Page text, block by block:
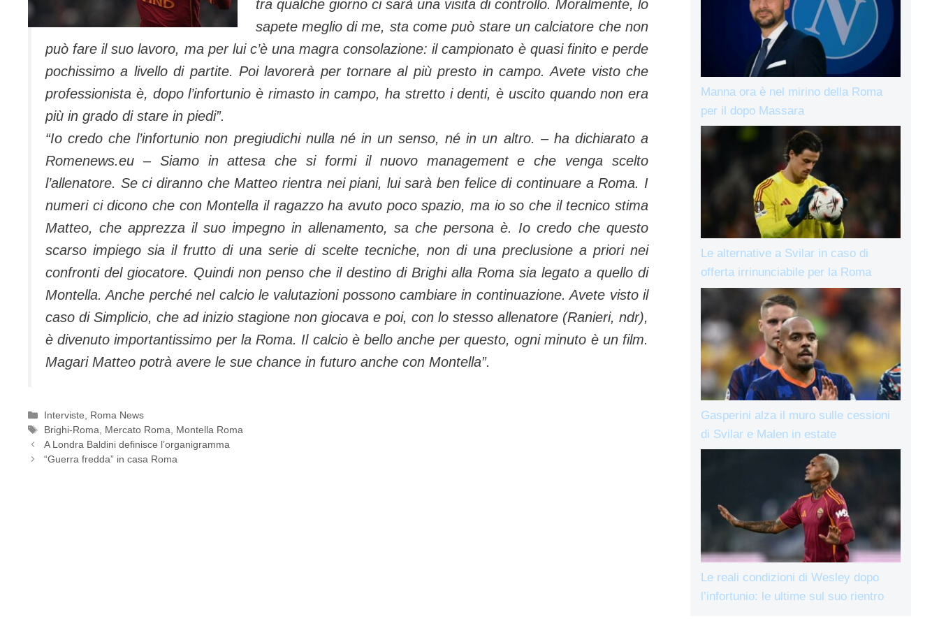
tra qualche giorno ci sarà una visita di controllo. Moralmente, lo
sapete meglio di me, sta come può stare un calciatore che non
può fare il suo lavoro, ma per lui c’è una magra consolazione: il campionato è quasi finito e perde
pochissimo a livello di partite. Poi lavorerà per tornare al più presto in campo. Avete visto che
professionista è, dopo l’infortunio è rimasto in campo, ha stretto i denti, è uscito quando non era
più in grado di stare in piedi”.
“Io credo che l’infortunio non pregiudichi nulla né in un senso, né in un altro. – ha dichiarato a
Romenews.eu – Siamo in attesa che si formi il nuovo management e che venga scelto
l’allenatore. Se ci diranno che Matteo rientra nei piani, lui sarà ben felice di continuare a Roma. I
numeri ci dicono che con Montella il ragazzo ha avuto poco spazio, ma io so che il tecnico stima
Matteo, che apprezza il suo impegno in allenamento, sa che persona è. Io credo che questo
scarso impiego sia il frutto di una serie di scelte tecniche, non di una preclusione a priori nei
confronti del giocatore. Quindi non penso che il destino di Brighi alla Roma sia legato a quello di
Montella. Anche perché nel calcio le valutazioni possono cambiare in continuazione. Avete visto il
caso di Simplicio, che ad inizio stagione non giocava e poi, con lo stesso allenatore (Ranieri, ndr),
è divenuto importantissimo per la Roma. Il calcio è bello anche per questo, ogni minuto è un film.
Magari Matteo potrà avere le sue chance in futuro anche con Montella”.
Categorie
Interviste, Roma News
Tag
Brighi-Roma, Mercato Roma, Montella Roma
A Londra Baldini definisce l’organigramma
“Guerra fredda” in casa Roma
Manna ora è nel mirino della Roma
per il dopo Massara
Le alternative a Svilar in caso di
offerta irrinunciabile per la Roma
Gasperini alza il muro sulle cessioni
di Svilar e Malen in estate
Le reali condizioni di Wesley dopo
l’infortunio: le ultime sul suo rientro